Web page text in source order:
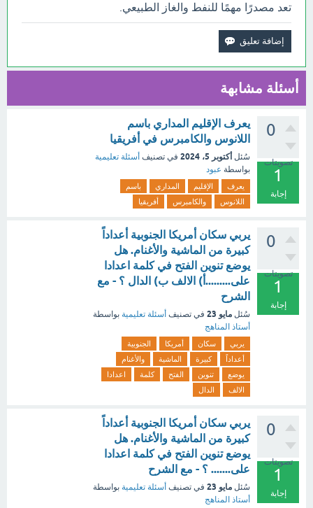
تعد مصدرًا مهمًا للنفط والغاز الطبيعي.
أسئلة مشابهة
0
تصويتات
1
إجابة
يعرف الإقليم المداري باسم
اللانوس والكامبرس في أفريقيا
سُئل أكتوبر 5، 2024 في تصنيف أسئلة تعليمية
بواسطة عبود
يعرف الإقليم المداري
باسم
اللانوس
والكامبرس أفريقيا
0
تصويتات
1
إجابة
يربي سكان أمريكا الجنوبية أعداداً
كبيرة من الماشية والأغنام. هل
يوضع تنوين الفتح في كلمة اعدادا
على.........أ) الالف ب) الدال ؟ - مع
الشرح
سُئل مايو 23 في تصنيف أسئلة تعليمية بواسطة
أستاذ المناهج
يربي سكان أمريكا
الجنوبية
أعداداً
كبيرة الماشية
والأغنام
يوضع
تنوين الفتح كلمة
اعدادا
الالف
الدال
0
تصويتات
1
إجابة
يربي سكان أمريكا الجنوبية أعداداً
كبيرة من الماشية والأغنام. هل
يوضع تنوين الفتح في كلمة اعدادا
على....... ؟ - مع الشرح
سُئل مايو 23 في تصنيف أسئلة تعليمية بواسطة
أستاذ المناهج